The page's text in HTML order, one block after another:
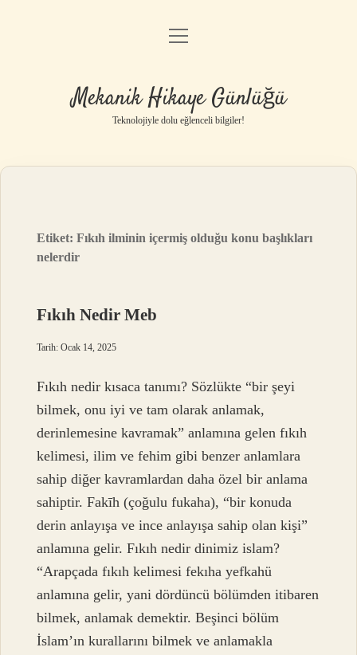
Anasayfa
Yasal Uyarı
menüyü
Mekanik Hikaye Günlüğü
Teknolojiyle dolu eğlenceli bilgiler!
Etiket:Fıkıh ilminin içermiş olduğu konu başlıkları
nelerdir
Fıkıh Nedir Meb
Tarih: Ocak 14, 2025
Fıkıh nedir kısaca tanımı? Sözlükte “bir şeyi
bilmek, onu iyi ve tam olarak anlamak,
derinlemesine kavramak” anlamına gelen fıkıh
kelimesi, ilim ve fehim gibi benzer anlamlara
sahip diğer kavramlardan daha özel bir anlama
sahiptir. Fakīh (çoğulu fukaha), “bir konuda
derin anlayışa ve ince anlayışa sahip olan kişi”
anlamına gelir. Fıkıh nedir dinimiz islam?
“Arapçada fıkıh kelimesi fekıha yefkahü
anlamına gelir, yani dördüncü bölümden itibaren
bilmek, anlamak demektir. Beşinci bölüm
İslam’ın kurallarını bilmek ve anlamakla